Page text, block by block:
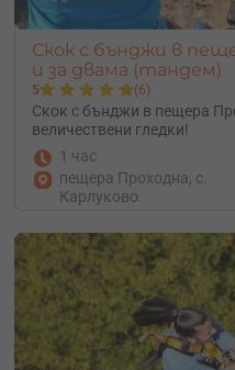
Скок с бънджи в
и за двама (тандем)
5 (6)
Скок с бънджи в пещера
величествени гледки!
1 час
пещера Проходна, с.
Карлуково